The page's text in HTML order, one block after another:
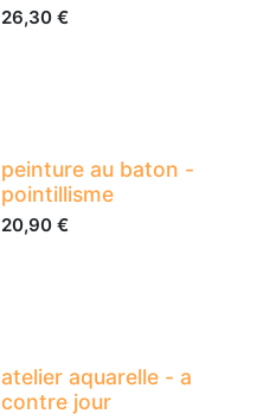
26,30€
peinture au baton -
pointillisme
20,90€
atelier aquarelle - a
contre jour